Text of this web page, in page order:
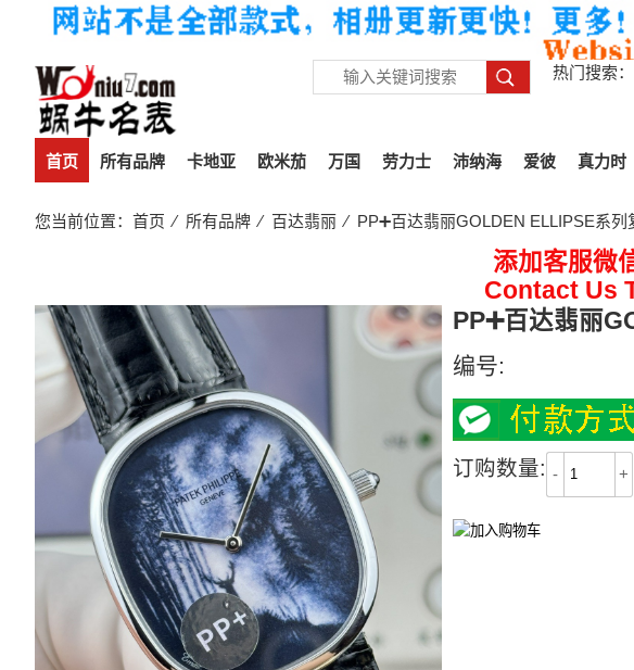
热门搜索：
首页 所有品牌 卡地亚 欧米茄 万国 劳力士 沛纳海 爱彼 真力时
您当前位置： 首页 ⁄ 所有品牌 ⁄ 百达翡丽 ⁄ PP➕百达翡丽GOLDEN ELLIPSE系列
添加客服微
Contact Us
PP➕百达翡丽
编号:
订购数量: - +